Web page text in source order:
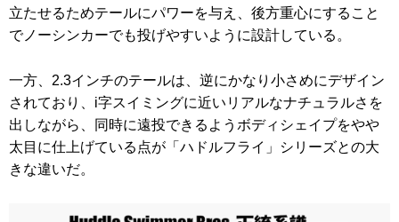
立たせるためテールにパワーを与え、後方重心にすること
でノーシンカーでも投げやすいように設計している。
一方、2.3インチのテールは、逆にかなり小さめにデザイン
されており、i字スイミングに近いリアルなナチュラルさを
出しながら、同時に遠投できるようボディシェイプをやや
太目に仕上げている点が「ハドルフライ」シリーズとの大
きな違いだ。